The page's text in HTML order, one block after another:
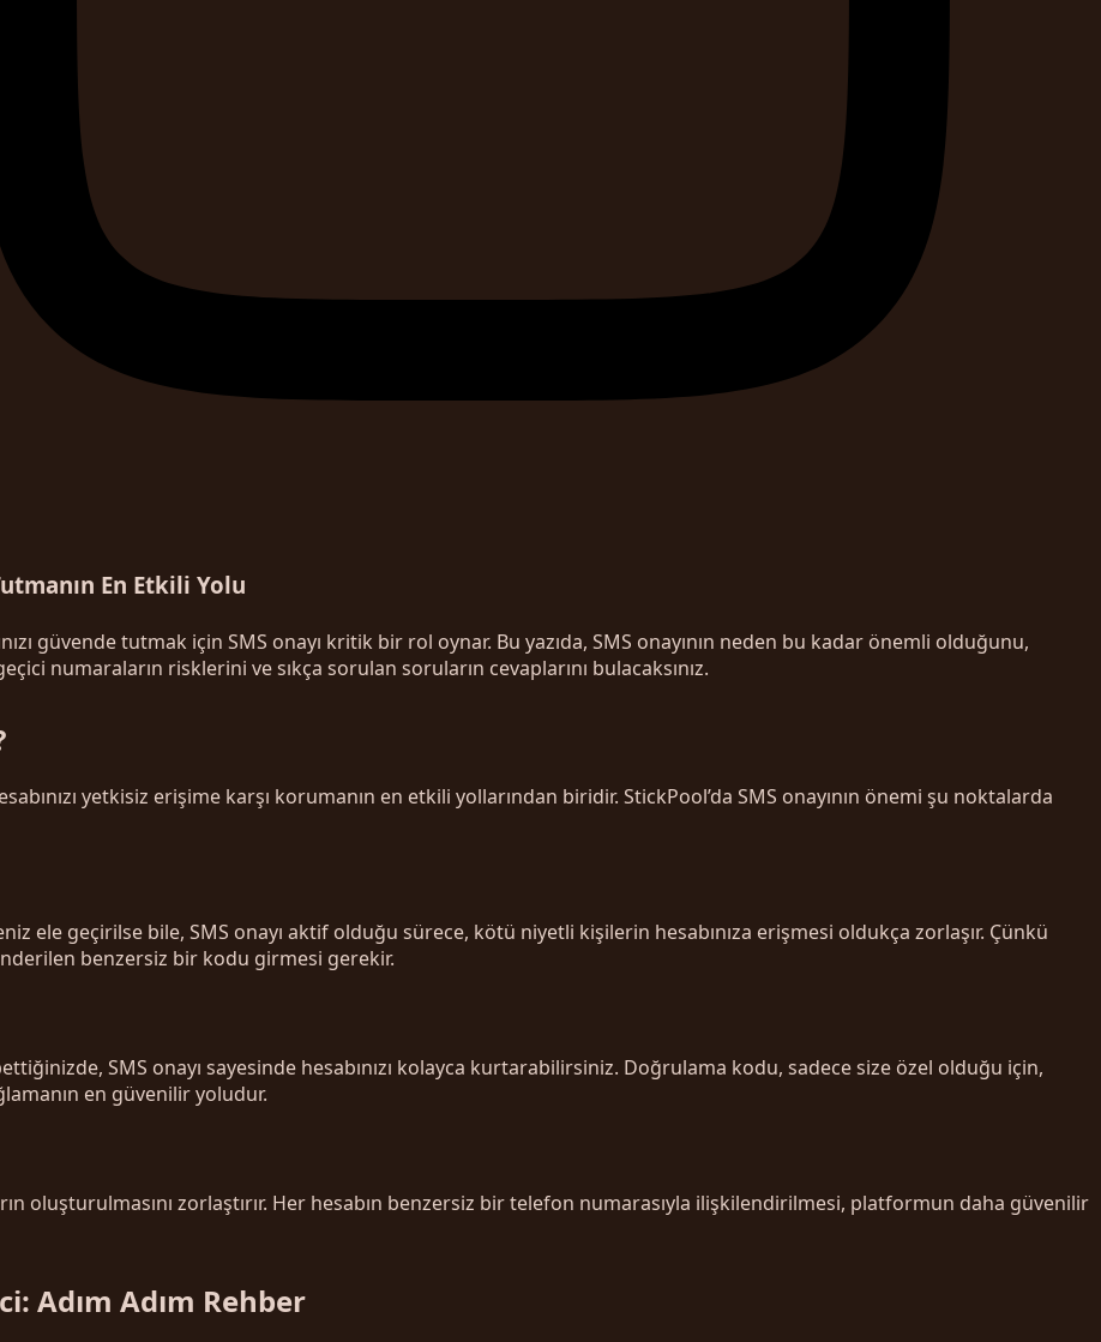
En Etkili Yolu
güvende tutmak için SMS onayı kritik bir rol oynar. Bu yazıda, SMS onayının neden bu kadar önemli olduğunu,
numaraların risklerini ve sıkça sorulan soruların cevaplarını bulacaksınız.
yetkisiz erişime karşı korumanın en etkili yollarından biridir. StickPool’da SMS onayının önemi şu noktalarda
ele geçirilse bile, SMS onayı aktif olduğu sürece, kötü niyetli kişilerin hesabınıza erişmesi oldukça zorlaşır. Çünkü
benzersiz bir kodu girmesi gerekir.
SMS onayı sayesinde hesabınızı kolayca kurtarabilirsiniz. Doğrulama kodu, sadece size özel olduğu için,
en güvenilir yoludur.
oluşturulmasını zorlaştırır. Her hesabın benzersiz bir telefon numarasıyla ilişkilendirilmesi, platformun daha güvenilir
Adım Adım Rehber